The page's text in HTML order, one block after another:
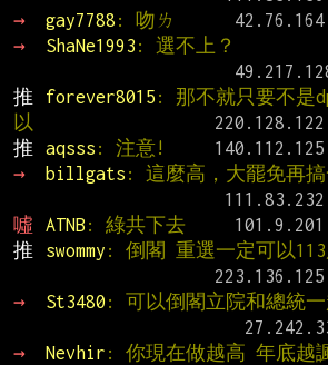
→
gay7788 : 吻ㄌ
→
ShaNe1993 : 選不上？
推
forever8015 : 那不就只要不是
以
推
aqsss : 注意!
→
billgats : 這麼高，大罷免再搞
噓
ATNB : 綠共下去
推
swommy : 倒閣 重選一定可以
→
St3480 : 可以倒閣立院和總統
→
Nevhir : 你現在做越高 年底越